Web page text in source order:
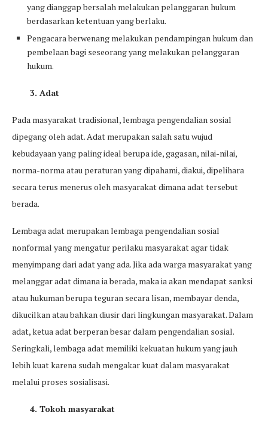
yang dianggap bersalah melakukan pelanggaran hukum
berdasarkan ketentuan yang berlaku.
Pengacara berwenang melakukan pendampingan hukum dan
pembelaan bagi seseorang yang melakukan pelanggaran
hukum.
3. Adat
Pada masyarakat tradisional, lembaga pengendalian sosial
dipegang oleh adat. Adat merupakan salah satu wujud
kebudayaan yang paling ideal berupa ide, gagasan, nilai-nilai,
norma-norma atau peraturan yang dipahami, diakui, dipelihara
secara terus menerus oleh masyarakat dimana adat tersebut
berada.
Lembaga adat merupakan lembaga pengendalian sosial
nonformal yang mengatur perilaku masyarakat agar tidak
menyimpang dari adat yang ada. Jika ada warga masyarakat yang
melanggar adat dimana ia berada, maka ia akan mendapat sanksi
atau hukuman berupa teguran secara lisan, membayar denda,
dikucilkan atau bahkan diusir dari lingkungan masyarakat. Dalam
adat, ketua adat berperan besar dalam pengendalian sosial.
Seringkali, lembaga adat memiliki kekuatan hukum yang jauh
lebih kuat karena sudah mengakar kuat dalam masyarakat
melalui proses sosialisasi.
4. Tokoh masyarakat